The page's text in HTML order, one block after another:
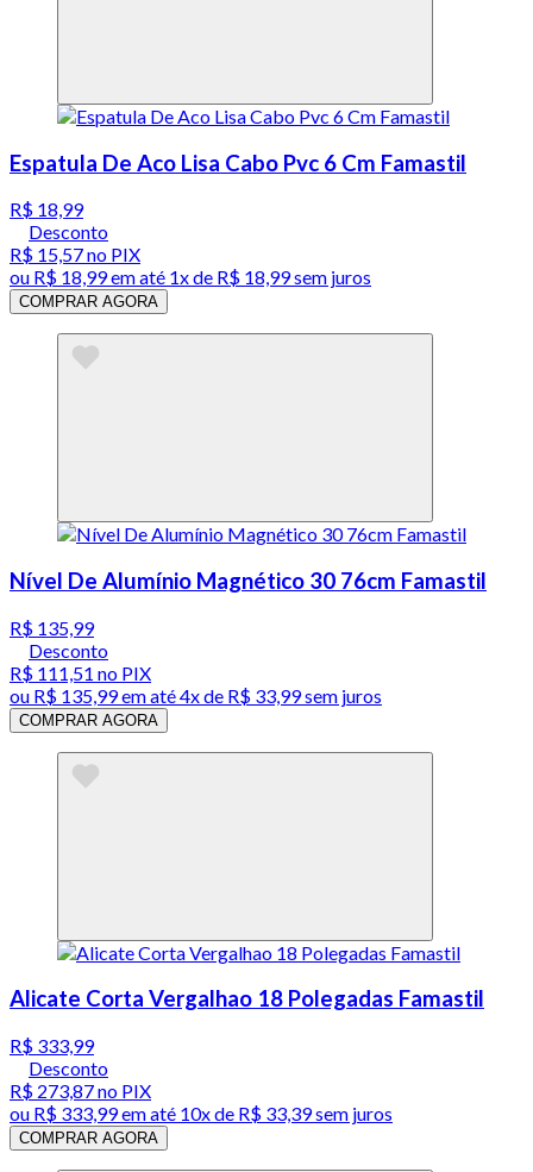
Espatula De Aco Lisa Cabo Pvc 6 Cm Famastil
R$ 18,99
Desconto
R$ 15,57no PIX
ou R$ 18,99em até 1x de R$ 18,99sem juros
COMPRAR AGORA
Nível De Alumínio Magnético 30 76cm Famastil
R$ 135,99
Desconto
R$ 111,51 no PIX
ou R$ 135,99em até4x de R$ 33,99 sem juros
COMPRAR AGORA
Alicate Corta Vergalhao 18 Polegadas Famastil
R$ 333,99
Desconto
R$ 273,87no PIX
ou R$ 333,99em até 10x de R$ 33,39 sem juros
COMPRAR AGORA